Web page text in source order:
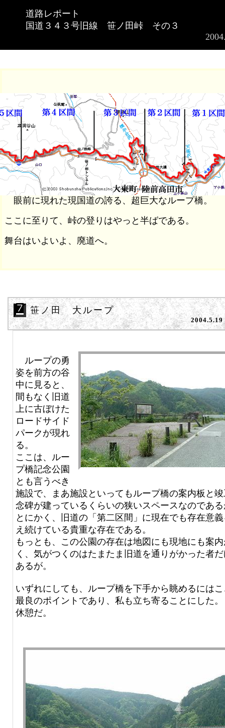
道路レポート
国道３４３号旧線 笹ノ田峠 その３
眼前に現れた現国道の誇る、超巨大なループ橋。
ここに至りて、峠の登りはやっと半ばである。
舞台はいよいよ、廃道へ。
笹ノ田 大ループ
2004.5.19
ループの勇
姿を前方の谷
中に見ると、
間もなく旧道
上に古ぼけた
ロードサイド
パークが現れ
る。
ここは、ルー
プ橋記念公園
とも言うべき
施設で、まあ施設といってもループ橋の案内板と
念碑が建っているくらいの狭いスペースなのであ
とにかく、旧道の「第二区間」に現在でも存在意
え続けている貴重な存在である。
もっとも、この公園の存在は地図にも現地にも案
く、気がつくのはたまたま旧道を通りがかった者
あるが。
いずれにしても、ループ橋を下手から眺めるには
最良のポイントであり、私も立ち寄ることにした。
休憩だ。